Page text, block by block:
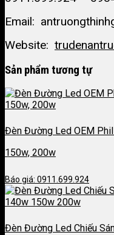
Email:
Website:
Sản phẩm tương tự
Đèn Đường Led OEM
150w, 200w
Báo giá: 0911.699.924
Đèn Đường Led Chiếu